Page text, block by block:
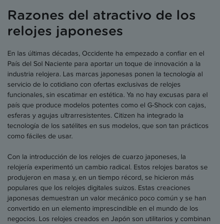
Razones del atractivo de los
relojes japoneses
En las últimas décadas, Occidente ha empezado a confiar en el
País del Sol Naciente para aportar un toque de innovación a la
industria relojera. Las marcas japonesas ponen la tecnología al
servicio de lo cotidiano con ofertas exclusivas de relojes
funcionales, sin escatimar en estética. Ya no hay excusas para el
país que produce modelos potentes como el G-Shock con cajas,
esferas y agujas ultrarresistentes. Citizen ha integrado la
tecnología de los satélites en sus modelos, que son tan prácticos
como fáciles de usar.
Con la introducción de los relojes de cuarzo japoneses, la
relojería experimentó un cambio radical. Estos relojes baratos se
produjeron en masa y, en un tiempo récord, se hicieron más
populares que los relojes digitales suizos. Estas creaciones
japonesas demuestran un valor mecánico poco común y se han
convertido en un elemento imprescindible en el mundo de los
negocios. Los relojes creados en Japón son utilitarios y combinan